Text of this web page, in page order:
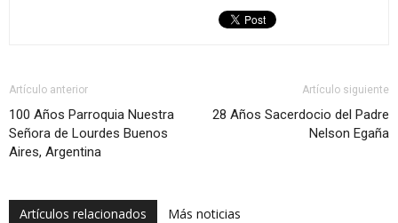
Artículo anterior
100 Años Parroquia Nuestra
Señora de Lourdes Buenos
Aires, Argentina
Artículo siguiente
28 Años Sacerdocio del Padre
Nelson Egaña
Artículos relacionados Más noticias